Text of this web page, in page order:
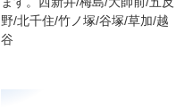
野/北千住/竹ノ塚/谷塚/草加/越
谷